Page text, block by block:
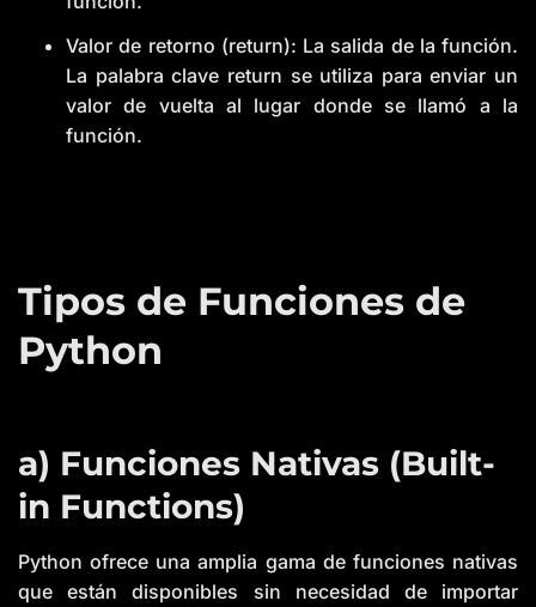
Valor de retorno (return): La salida de la función.
La palabra clave return se utiliza para enviar un
valor de vuelta al lugar donde se llamó a la
función.
Tipos de Funciones de
Python
a) Funciones Nativas (Built-
in Functions)
Python ofrece una amplia gama de funciones nativas
que están disponibles sin necesidad de importar